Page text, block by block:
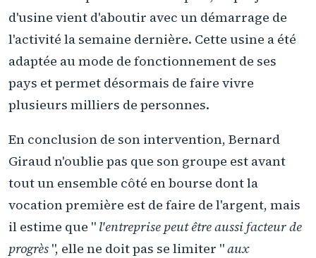
d'usine vient d'aboutir avec un démarrage de
l'activité la semaine dernière. Cette usine a été
adaptée au mode de fonctionnement de ses
pays et permet désormais de faire vivre
plusieurs milliers de personnes.
En conclusion de son intervention, Bernard
Giraud n'oublie pas que son groupe est avant
tout un ensemble côté en bourse dont la
vocation première est de faire de l'argent, mais
il estime que " l'entreprise peut être aussi facteur de
progrès ", elle ne doit pas se limiter "aux